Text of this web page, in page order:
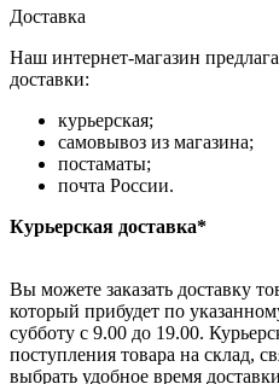
Доставка
Наш интернет-магазин
доставки:
курьерская;
самовывоз из магазина;
постаматы;
почта России.
Курьерская доставка*
Вы можете заказать доставку
который прибудет по
субботу с 9.00 до 19.00.
поступления товара на склад,
выбрать удобное время